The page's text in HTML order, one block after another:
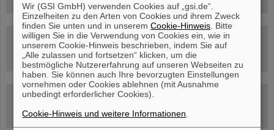
FAIR-Trailer: Der Weg der Teilchen durch die
Beschleunigeranlage
Rundflug über die FAIR-Baustelle
Wir (GSI GmbH) verwenden Cookies auf „gsi.de“.
Einzelheiten zu den Arten von Cookies und ihrem Zweck
finden Sie unten und in unseremCookie-Hinweis . Bitte
willigen Sie in die Verwendung von Cookies ein, wie in
unserem Cookie-Hinweis beschrieben, indem Sie auf
„Alle zulassen und fortsetzen“ klicken, um die
bestmögliche Nutzererfahrung auf unseren Webseiten zu
haben. Sie können auch Ihre bevorzugten Einstellungen
vornehmen oder Cookies ablehnen (mit Ausnahme
unbedingt erforderlicher Cookies).
Cookie-Hinweis und weitere Informationen